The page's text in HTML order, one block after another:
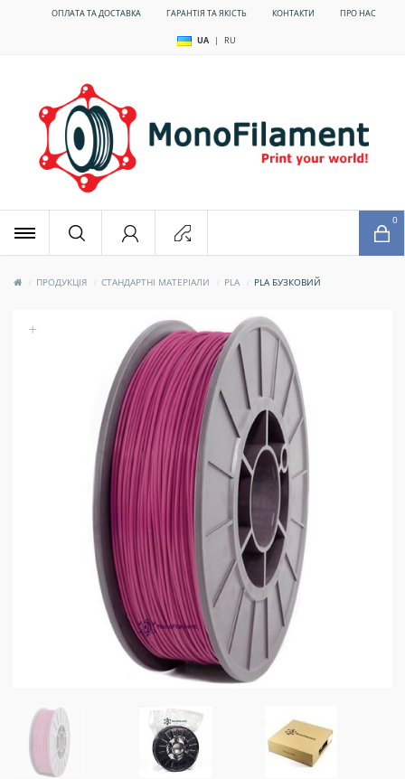
ОПЛАТА ТА ДОСТАВКА ГАРАНТІЯ ТА ЯКІСТЬ КОНТАКТИ ПРО НАС
UA | RU
0
ПРОДУКЦІЯ СТАНДАРТНІ МАТЕРІАЛИ PLA PLA БУЗКОВИЙ
+